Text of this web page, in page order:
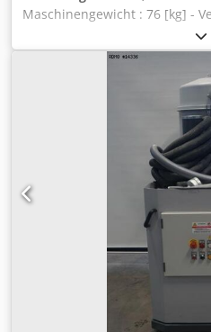
Maschinengewicht : 76 [kg] -
[V] - Gesamtantrieb : 2.2 [kW]